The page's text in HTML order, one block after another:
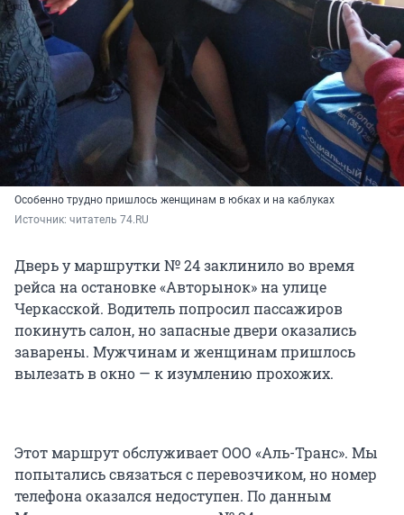
Особенно трудно пришлось женщинам в юбках и на каблуках
Источник: читатель 74.RU
Дверь у маршрутки № 24 заклинило во время
рейса на остановке «Авторынок» на улице
Черкасской. Водитель попросил пассажиров
покинуть салон, но запасные двери оказались
заварены. Мужчинам и женщинам пришлось
вылезать в окно — к изумлению прохожих.
Этот маршрут обслуживает ООО «Аль-Транс». Мы
попытались связаться с перевозчиком, но номер
телефона оказался недоступен. По данным